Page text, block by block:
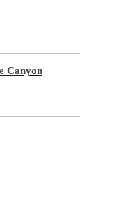
Canyon